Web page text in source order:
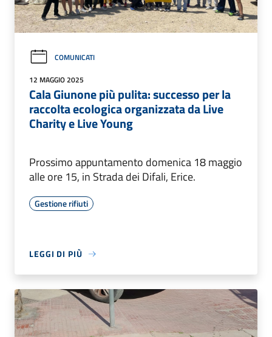
COMUNICATI
12 MAGGIO 2025
Cala Giunone più pulita: successo per la
raccolta ecologica organizzata da Live
Charity e Live Young
Prossimo appuntamento domenica 18 maggio
alle ore 15, in Strada dei Difali, Erice.
Gestione rifiuti
LEGGI DI PIÙ